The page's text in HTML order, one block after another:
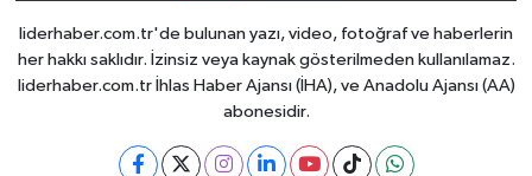
liderhaber.com.tr'de bulunan yazı, video, fotoğraf ve haberlerin
her hakkı saklıdır. İzinsiz veya kaynak gösterilmeden kullanılamaz.
liderhaber.com.tr İhlas Haber Ajansı (İHA), ve Anadolu Ajansı (AA)
abonesidir.